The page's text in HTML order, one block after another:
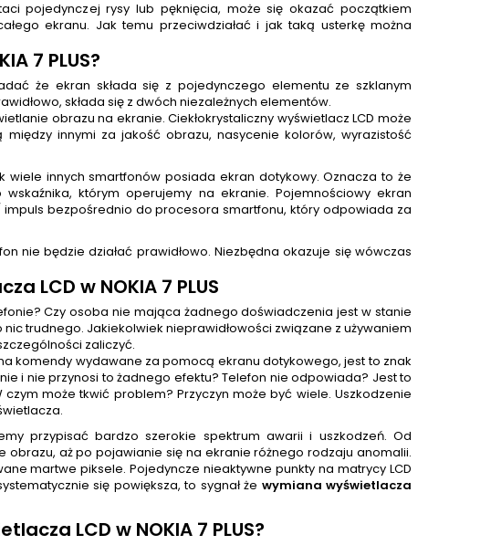
pojedynczej rysy lub pęknięcia, może się okazać początkiem
ekranu. Jak temu przeciwdziałać i jak taką usterkę można
7 PLUS?
że ekran składa się z pojedynczego elementu ze szklanym
składa się z dwóch niezależnych elementów.
obrazu na ekranie. Ciekłokrystaliczny wyświetlacz LCD może
innymi za jakość obrazu, nasycenie kolorów, wyrazistość
wiele innych smartfonów posiada ekran dotykowy. Oznacza to że
którym operujemy na ekranie. Pojemnościowy ekran
impuls bezpośrednio do procesora smartfonu, który odpowiada za
nie będzie działać prawidłowo. Niezbędna okazuje się wówczas
LCD w NOKIA 7 PLUS
Czy osoba nie mająca żadnego doświadczenia jest w stanie
trudnego. Jakiekolwiek nieprawidłowości związane z używaniem
zaliczyć.
komendy wydawane za pomocą ekranu dotykowego, jest to znak
i nie przynosi to żadnego efektu? Telefon nie odpowiada? Jest to
może tkwić problem? Przyczyn może być wiele. Uszkodzenie
przypisać bardzo szerokie spektrum awarii i uszkodzeń. Od
obrazu, aż po pojawianie się na ekranie różnego rodzaju anomalii.
martwe piksele. Pojedyncze nieaktywne punkty na matrycy LCD
się powiększa, to sygnał że wymiana wyświetlacza
LCD w NOKIA 7 PLUS?